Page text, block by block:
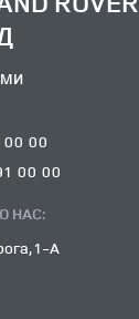
00
00 00
НАС:
1-А